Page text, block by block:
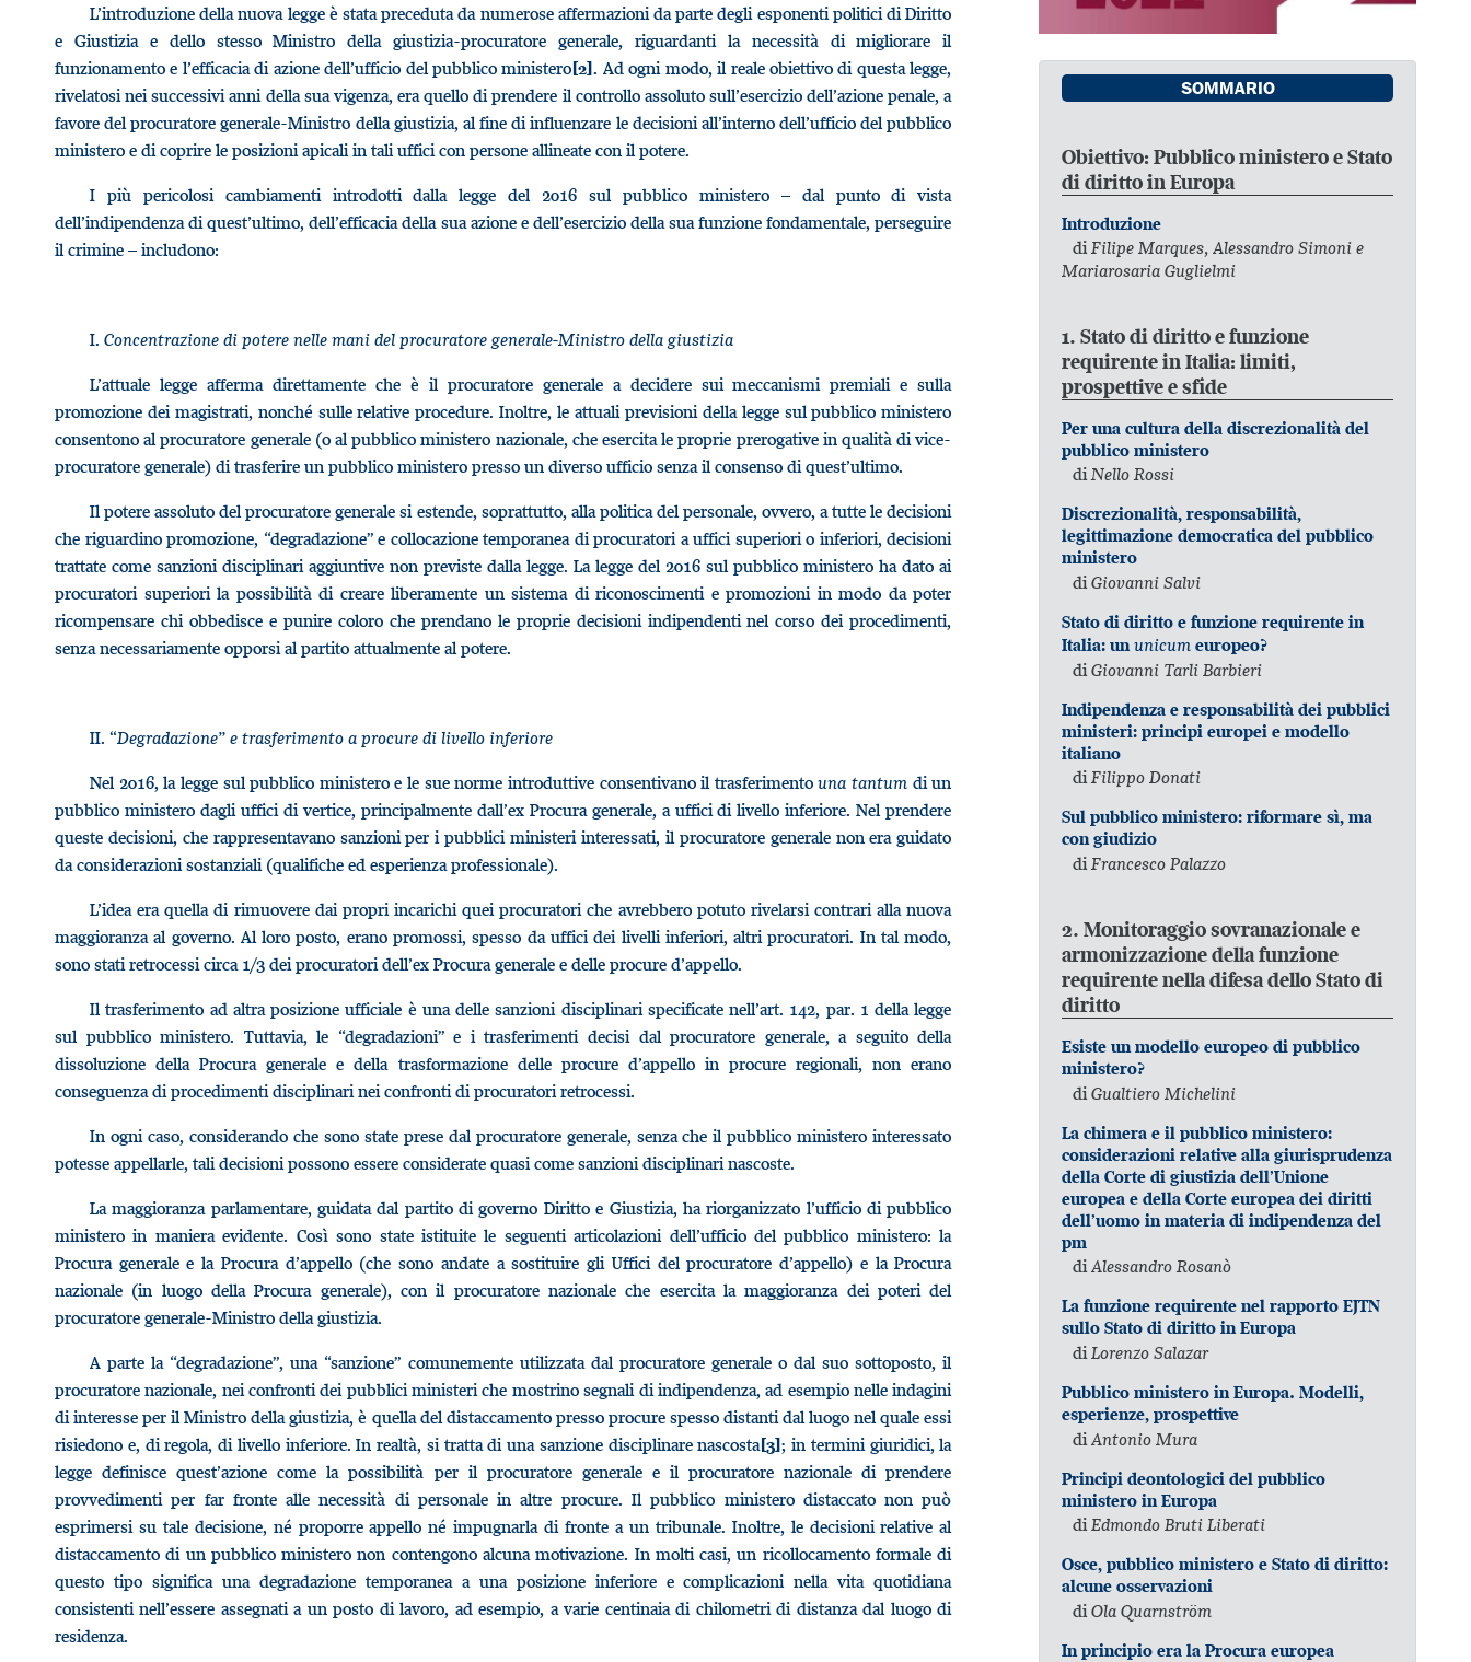
L’introduzione della nuova legge è stata preceduta da numerose affermazioni da parte degli esponenti politici di Diritto
e Giustizia e dello stesso Ministro della giustizia-procuratore generale, riguardanti la necessità di migliorare il
funzionamento e l’efficacia di azione dell’ufficio del pubblico ministero[2]. Ad ogni modo, il reale obiettivo di questa legge,
rivelatosi nei successivi anni della sua vigenza, era quello di prendere il controllo assoluto sull’esercizio dell’azione penale, a
favore del procuratore generale-Ministro della giustizia, al fine di influenzare le decisioni all’interno dell’ufficio del pubblico
ministero e di coprire le posizioni apicali in tali uffici con persone allineate con il potere.
I più pericolosi cambiamenti introdotti dalla legge del 2016 sul pubblico ministero – dal punto di vista
dell’indipendenza di quest’ultimo, dell’efficacia della sua azione e dell’esercizio della sua funzione fondamentale, perseguire
il crimine – includono:
I. Concentrazione di potere nelle mani del procuratore generale-Ministro della giustizia
L’attuale legge afferma direttamente che è il procuratore generale a decidere sui meccanismi premiali e sulla
promozione dei magistrati, nonché sulle relative procedure. Inoltre, le attuali previsioni della legge sul pubblico ministero
consentono al procuratore generale (o al pubblico ministero nazionale, che esercita le proprie prerogative in qualità di vice-
procuratore generale) di trasferire un pubblico ministero presso un diverso ufficio senza il consenso di quest’ultimo.
Il potere assoluto del procuratore generale si estende, soprattutto, alla politica del personale, ovvero, a tutte le decisioni
che riguardino promozione, “degradazione” e collocazione temporanea di procuratori a uffici superiori o inferiori, decisioni
trattate come sanzioni disciplinari aggiuntive non previste dalla legge. La legge del 2016 sul pubblico ministero ha dato ai
procuratori superiori la possibilità di creare liberamente un sistema di riconoscimenti e promozioni in modo da poter
ricompensare chi obbedisce e punire coloro che prendano le proprie decisioni indipendenti nel corso dei procedimenti,
senza necessariamente opporsi al partito attualmente al potere.
II. “Degradazione” e trasferimento a procure di livello inferiore
Nel 2016, la legge sul pubblico ministero e le sue norme introduttive consentivano il trasferimentouna tantum di un
pubblico ministero dagli uffici di vertice, principalmente dall’ex Procura generale, a uffici di livello inferiore. Nel prendere
queste decisioni, che rappresentavano sanzioni per i pubblici ministeri interessati, il procuratore generale non era guidato
da considerazioni sostanziali (qualifiche ed esperienza professionale).
L’idea era quella di rimuovere dai propri incarichi quei procuratori che avrebbero potuto rivelarsi contrari alla nuova
maggioranza al governo. Al loro posto, erano promossi, spesso da uffici dei livelli inferiori, altri procuratori. In tal modo,
sono stati retrocessi circa 1/3 dei procuratori dell’ex Procura generale e delle procure d’appello.
Il trasferimento ad altra posizione ufficiale è una delle sanzioni disciplinari specificate nell’art. 142, par. 1 della legge
sul pubblico ministero. Tuttavia, le “degradazioni” e i trasferimenti decisi dal procuratore generale, a seguito della
dissoluzione della Procura generale e della trasformazione delle procure d’appello in procure regionali, non erano
conseguenza di procedimenti disciplinari nei confronti di procuratori retrocessi.
In ogni caso, considerando che sono state prese dal procuratore generale, senza che il pubblico ministero interessato
potesse appellarle, tali decisioni possono essere considerate quasi come sanzioni disciplinari nascoste.
La maggioranza parlamentare, guidata dal partito di governo Diritto e Giustizia, ha riorganizzato l’ufficio di pubblico
ministero in maniera evidente. Così sono state istituite le seguenti articolazioni dell’ufficio del pubblico ministero: la
Procura generale e la Procura d’appello (che sono andate a sostituire gli Uffici del procuratore d’appello) e la Procura
nazionale (in luogo della Procura generale), con il procuratore nazionale che esercita la maggioranza dei poteri del
procuratore generale-Ministro della giustizia.
A parte la “degradazione”, una “sanzione” comunemente utilizzata dal procuratore generale o dal suo sottoposto, il
procuratore nazionale, nei confronti dei pubblici ministeri che mostrino segnali di indipendenza, ad esempio nelle indagini
di interesse per il Ministro della giustizia, è quella del distaccamento presso procure spesso distanti dal luogo nel quale essi
risiedono e, di regola, di livello inferiore. In realtà, si tratta di una sanzione disciplinare nascosta[3]; in termini giuridici, la
legge definisce quest’azione come la possibilità per il procuratore generale e il procuratore nazionale di prendere
provvedimenti per far fronte alle necessità di personale in altre procure. Il pubblico ministero distaccato non può
esprimersi su tale decisione, né proporre appello né impugnarla di fronte a un tribunale. Inoltre, le decisioni relative al
distaccamento di un pubblico ministero non contengono alcuna motivazione. In molti casi, un ricollocamento formale di
questo tipo significa una degradazione temporanea a una posizione inferiore e complicazioni nella vita quotidiana
consistenti nell’essere assegnati a un posto di lavoro, ad esempio, a varie centinaia di chilometri di distanza dal luogo di
residenza.
SOMMARIO
Obiettivo: Pubblico ministero e Stato
di diritto in Europa
Introduzione
diFilipe Marques, Alessandro Simoni e
Mariarosaria Guglielmi
1. Stato di diritto e funzione
requirente in Italia: limiti,
prospettive e sfide
Per una cultura della discrezionalità del
pubblico ministero
diNello Rossi
Discrezionalità, responsabilità,
legittimazione democratica del pubblico
ministero
diGiovanni Salvi
Stato di diritto e funzione requirente in
Italia: ununicum europeo?
diGiovanni Tarli Barbieri
Indipendenza e responsabilità dei pubblici
ministeri: principi europei e modello
italiano
diFilippo Donati
Sul pubblico ministero: riformare sì, ma
con giudizio
di Francesco Palazzo
2. Monitoraggio sovranazionale e
armonizzazione della funzione
requirente nella difesa dello Stato di
diritto
Esiste un modello europeo di pubblico
ministero?
diGualtiero Michelini
La chimera e il pubblico ministero:
considerazioni relative alla giurisprudenza
della Corte di giustizia dell’Unione
europea e della Corte europea dei diritti
dell’uomo in materia di indipendenza del
pm
diAlessandro Rosanò
La funzione requirente nel rapporto EJTN
sullo Stato di diritto in Europa
di Lorenzo Salazar
Pubblico ministero in Europa. Modelli,
esperienze, prospettive
diAntonio Mura
Principi deontologici del pubblico
ministero in Europa
diEdmondo Bruti Liberati
Osce, pubblico ministero e Stato di diritto:
alcune osservazioni
diOla Quarnström
In principio era la Procura europea